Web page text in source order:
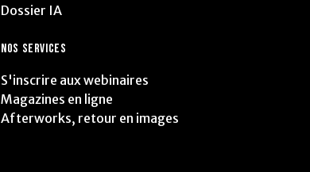
Dossier IA
NOS SERVICES
S'inscrire aux webinaires
Magazines en ligne
Afterworks, retour en images